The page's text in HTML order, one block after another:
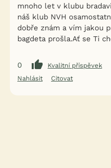
mnoho let v klubu
náš klub NVH
dobře znám a vím jakou
bagdeta prošla.Ať se Ti
0
Kvalitní příspěvek
Nahlásit
Citovat